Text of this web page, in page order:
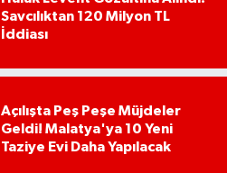
Savcılıktan 120 Milyon TL
İddiası
Açılışta Peş Peşe Müjdeler
Geldi! Malatya'ya 10 Yeni
Taziye Evi Daha Yapılacak